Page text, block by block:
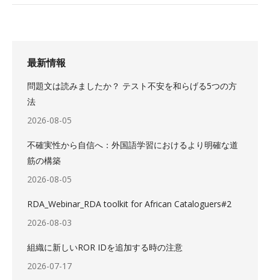
最新情報
問題文は読みましたか？ テスト不安を和らげる5つの方
法
2026-08-05
不確実性から自信へ：外国語学習におけるより明確な道
筋の構築
2026-08-05
RDA_Webinar_RDA toolkit for African Cataloguers#2
2026-08-03
組織に新しいROR IDを追加する時の注意
2026-07-17